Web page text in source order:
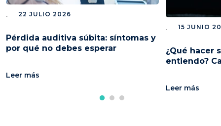
22 JULIO 2026
Pérdida auditiva súbita: síntomas y
por qué no debes esperar
Leer más
15 JUNIO
¿Qué hacer
entiendo?
Leer más